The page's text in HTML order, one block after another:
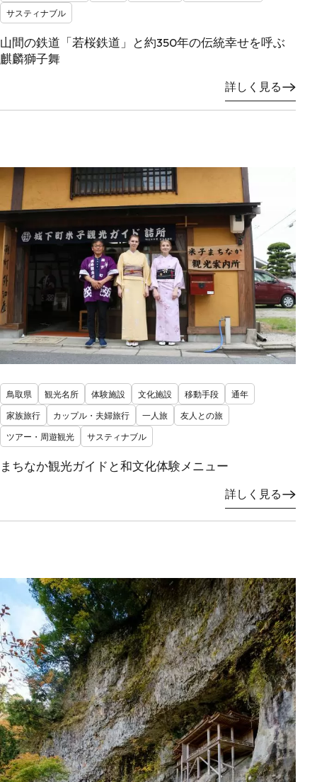
サスティナブル
山間の鉄道「若桜鉄道」と約350年の伝統幸せを呼ぶ
麒麟獅子舞
詳しく見る
鳥取県 観光名所 体験施設 文化施設 移動手段
通年
家族旅行
カップル・夫婦旅行 一人旅
友人との旅
ツアー・周遊観光
サスティナブル
まちなか観光ガイドと和文化体験メニュー
詳しく見る